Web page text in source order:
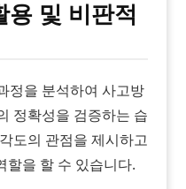
및 비판적
정을 분석하여 사고방
정확성을 검증하는 습
도의 관점을 제시하고
할을 할 수 있습니다.